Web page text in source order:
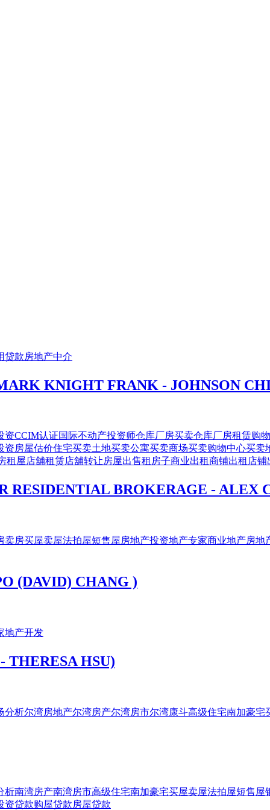
贷款房地产中介
KNIGHT FRANK - JOHNSON
资CCIM认证国际不动产投资师仓库厂房买卖仓库厂房租赁购
资房屋估价住宅买卖土地买卖公寓买卖商场买卖购物中心买卖
租屋店舖租赁店舖转让房屋出售租房子商业出租商铺出租 店铺
RESIDENTIAL BROKERAGE - ALEX
卖房买屋卖屋法拍屋短售屋房地产投资地产专家商业地产房地
(DAVID) CHANG )
地产开发
THERESA HSU)
分析尔湾房地产尔湾房产尔湾房市尔湾康斗高级住宅南加豪宅
析南湾房产南湾房市高级住宅南加豪宅买屋卖屋法拍屋短售屋
资贷款购屋贷款房屋贷款